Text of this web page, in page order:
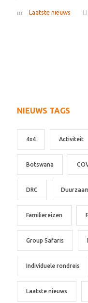
Laatste nieuws
NIEUWS TAGS
4x4 Activiteit
Botswana
DRC
Familiereizen
Group Safaris
Individuele rondreis
Laatste nieuws